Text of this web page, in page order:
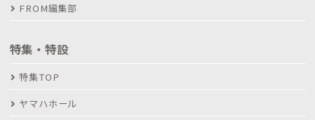
FROM編集部
特集・特設
特集TOP
ヤマハホール